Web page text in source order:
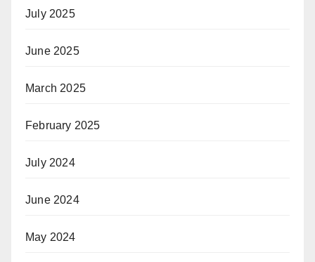
July 2025
June 2025
March 2025
February 2025
July 2024
June 2024
May 2024